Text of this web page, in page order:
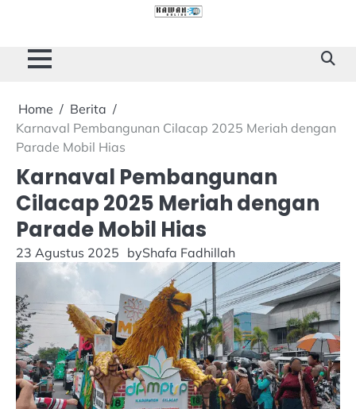
content
Home
Berita
Karnaval Pembangunan Cilacap 2025 Meriah dengan
Parade Mobil Hias
Karnaval Pembangunan
Cilacap 2025 Meriah dengan
Parade Mobil Hias
23 Agustus 2025 byShafa Fadhillah